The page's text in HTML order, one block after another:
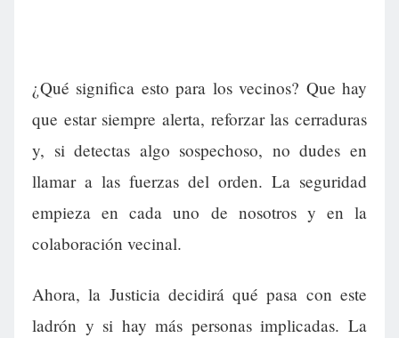
¿Qué significa esto para los vecinos? Que hay
que estar siempre alerta, reforzar las cerraduras
y, si detectas algo sospechoso, no dudes en
llamar a las fuerzas del orden. La seguridad
empieza en cada uno de nosotros y en la
colaboración vecinal.
Ahora, la Justicia decidirá qué pasa con este
ladrón y si hay más personas implicadas. La